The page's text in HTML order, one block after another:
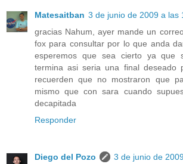
Matesaitban 3 de junio de 2009 a las
gracias Nahum, ayer mande un
fox para consultar por lo que anda
esperemos que sea cierto ya que
termina asi seria una final deseado
recuerden que no mostraron que
mismo que con sara cuando
decapitada
Responder
Diego del Pozo
3 de junio de